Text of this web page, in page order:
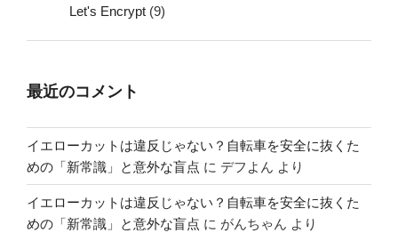
Let's Encrypt (9)
最近のコメント
イエローカットは違反じゃない？自転車を安全に抜くた
めの「新常識」と意外な盲点 に デフよん より
イエローカットは違反じゃない？自転車を安全に抜くた
めの「新常識」と意外な盲点 に がんちゃん より